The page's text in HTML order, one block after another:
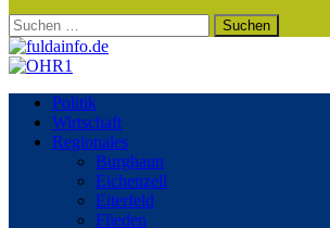
Suchen
nach:
Politik
Wirtschaft
Regionales
Burghaun
Eichenzell
Eiterfeld
Flieden